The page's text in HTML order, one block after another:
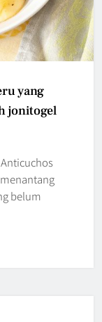
yang
jonitogel
belum